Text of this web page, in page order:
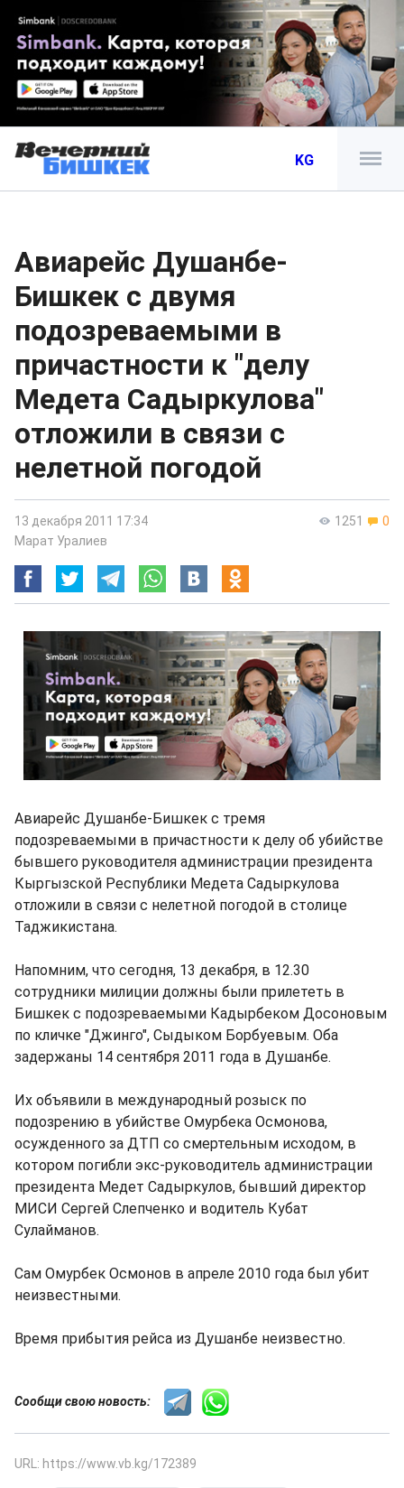
KG
Авиарейс Душанбе-
Бишкек с двумя
подозреваемыми в
причастности к "делу
Медета Садыркулова"
отложили в связи с
нелетной погодой
1251 0
13 декабря 2011 17:34
Марат Уралиев
Авиарейс Душанбе-Бишкек с тремя
подозреваемыми в причастности к делу об убийстве
бывшего руководителя администрации президента
Кыргызской Республики Медета Садыркулова
отложили в связи с нелетной погодой в столице
Таджикистана.
Напомним, что сегодня, 13 декабря, в 12.30
сотрудники милиции должны были прилететь в
Бишкек с подозреваемыми Кадырбеком Досоновым
по кличке "Джинго", Сыдыком Борбуевым. Оба
задержаны 14 сентября 2011 года в Душанбе.
Их объявили в международный розыск по
подозрению в убийстве Омурбека Осмонова,
осужденного за ДТП со смертельным исходом, в
котором погибли экс-руководитель администрации
президента Медет Садыркулов, бывший директор
МИСИ Сергей Слепченко и водитель Кубат
Сулайманов.
Сам Омурбек Осмонов в апреле 2010 года был убит
неизвестными.
Время прибытия рейса из Душанбе неизвестно.
Сообщи свою новость:
URL: https://www.vb.kg/172389